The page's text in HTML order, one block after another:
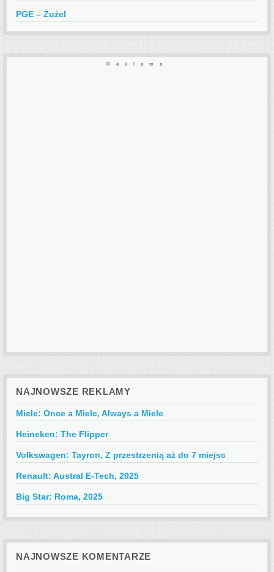
PGE – Żużel
Reklama
NAJNOWSZE REKLAMY
Miele: Once a Miele, Always a Miele
Heineken: The Flipper
Volkswagen: Tayron, Z przestrzenią aż do 7 miejsc
Renault: Austral E-Tech, 2025
Big Star: Roma, 2025
NAJNOWSZE KOMENTARZE